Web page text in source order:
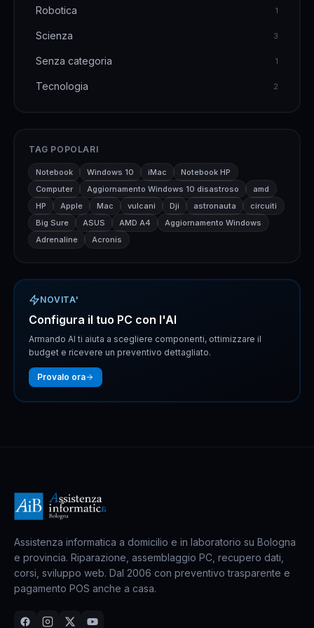
Robotica 1
Scienza 3
Senza categoria 1
Tecnologia 2
TAG POPOLARI
Notebook Windows 10 iMac
Notebook HP
Computer
Aggiornamento Windows 10 disastroso
amd
HP
Apple Mac vulcani Dji astronauta
circuiti
Big Sure
ASUS AMD A4
Aggiornamento Windows
Adrenaline
Acronis
NOVITA'
Configura il tuo PC con l'AI
Armando AI ti aiuta a scegliere componenti, ottimizzare il
budget e ricevere un preventivo dettagliato.
Provalo ora
Assistenza informatica a domicilio e in laboratorio su Bologna
e provincia. Riparazione, assemblaggio PC, recupero dati,
corsi, sviluppo web. Dal 2006 con preventivo trasparente e
pagamento POS anche a casa.